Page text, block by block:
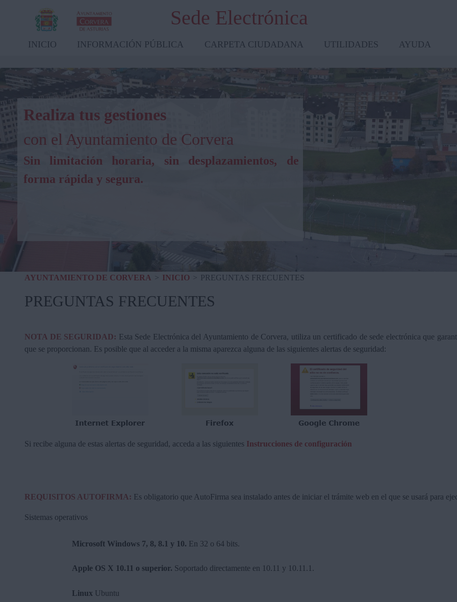
Sede Electrónica
INICIO INFORMACIÓN PÚBLICA CARPETA CIUDADANA UTILIDADES AYUDA
Realiza tus gestiones
con el Ayuntamiento de Corvera
Sin limitación horaria, sin desplazamientos, de
forma rápida y segura.
AYUNTAMIENTO DE CORVERA > INICIO > PREGUNTAS FRECUENTES
PREGUNTAS FRECUENTES
NOTA DE SEGURIDAD: Esta Sede Electrónica del Ayuntamiento de Corvera, utiliza un certificado de sede electrónica que
que se proporcionan. Es posible que al acceder a la misma aparezca alguna de las siguientes alertas de seguridad:
Si recibe alguna de estas alertas de seguridad, acceda a las siguientes Instrucciones de configuración
REQUISITOS AUTOFIRMA: Es obligatorio que AutoFirma sea instalado antes de iniciar el trámite web en el que se usará para
Sistemas operativos
Microsoft Windows 7, 8, 8.1 y 10. En 32 o 64 bits.
Apple OS X 10.11 o superior. Soportado directamente en 10.11 y 10.11.1.
Linux Ubuntu